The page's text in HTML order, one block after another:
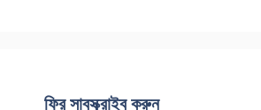
ফ্রি সাবস্ক্রাইব করুন